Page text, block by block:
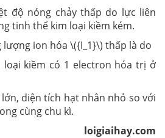
độ nóng chảy thấp do lực liên
tinh thể kim loại kiềm kém.
lượng ion hóa \({I_1}\) thấp là do
loại kiềm có 1 electron hóa trị ở
diện tích hạt nhân nhỏ so với
cùng chu kì.
loigiaihay.com